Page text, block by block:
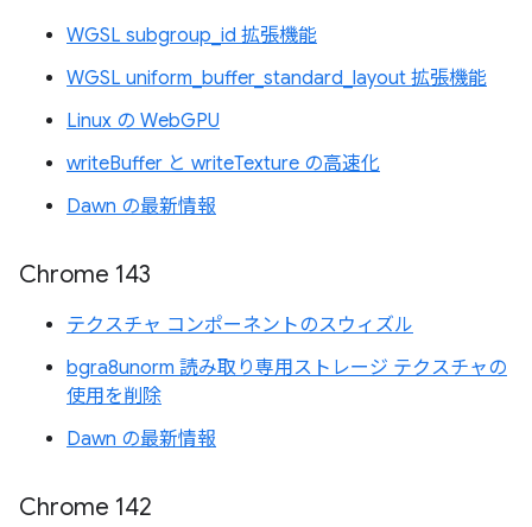
WGSL subgroup_id 拡張機能
WGSL uniform_buffer_standard_layout 拡張機能
Linux の WebGPU
writeBuffer と writeTexture の高速化
Dawn の最新情報
Chrome 143
テクスチャ コンポーネントのスウィズル
bgra8unorm 読み取り専用ストレージ テクスチャの
使用を削除
Dawn の最新情報
Chrome 142